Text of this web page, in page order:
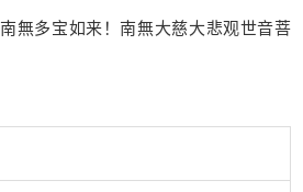
無多宝如来！南無大慈大悲观世音菩